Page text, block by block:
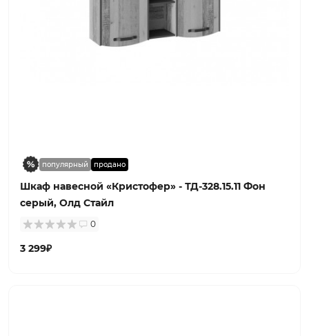
популярный продано
Шкаф навесной «Кристофер» - ТД-328.15.11 Фон
серый, Олд Стайл
0
3 299₽